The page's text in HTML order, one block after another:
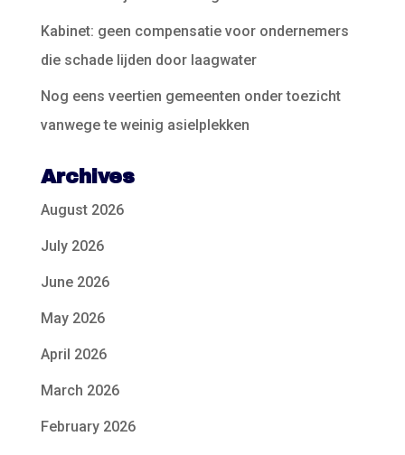
Kabinet: geen compensatie voor ondernemers
die schade lijden door laagwater
Nog eens veertien gemeenten onder toezicht
vanwege te weinig asielplekken
Archives
August 2026
July 2026
June 2026
May 2026
April 2026
March 2026
February 2026